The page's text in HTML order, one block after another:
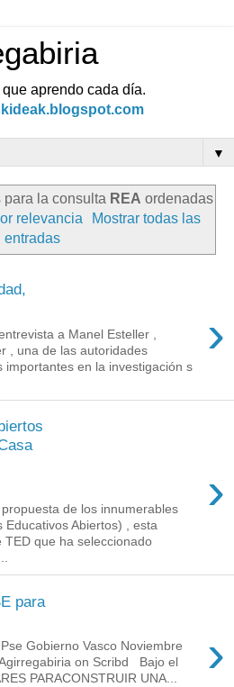
aprendo cada día.
▼
para la consulta REA ordenadas
relevancia
Mostrar todas las
entradas
›
a Manel Esteller ,
, una de las autoridades
importantes en la investigación s
›
de los innumerables
Educativos Abiertos) , esta
TED que ha seleccionado
para
›
Gobierno Vasco Noviembre
on Scribd Bajo el
PARACONSTRUIR UNA...